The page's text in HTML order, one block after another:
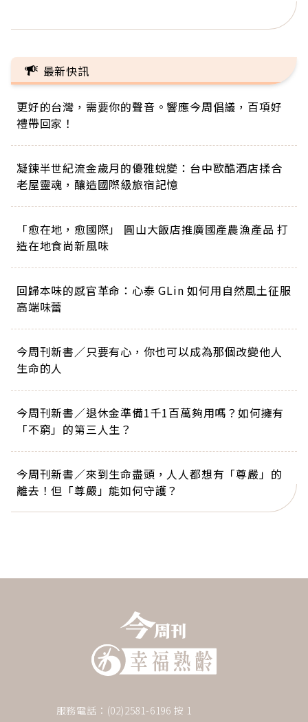
最新快訊
更好的台灣，需要你的聲音。響應今周倡議，百項好
禮帶回家！
凝鍊半世紀流金歲月的優雅蛻變：台中歐酷酒店揉合
老屋靈魂，釀造國際級旅宿記憶
「愈在地，愈國際」 圓山大飯店推廣國產農漁產品 打
造在地食尚新風味
回歸本味的感官革命：心泰 GLin 如何用自然風土征服
高端味蕾
今周刊新書／只要有心，你也可以成為那個改變他人
生命的人
今周刊新書／退休金準備1千1百萬夠用嗎？如何擁有
「不窮」的第三人生？
今周刊新書／來到生命盡頭，人人都想有「尊嚴」的
離去！但「尊嚴」能如何守護？
服務電話：(02)2581-6196 按 1